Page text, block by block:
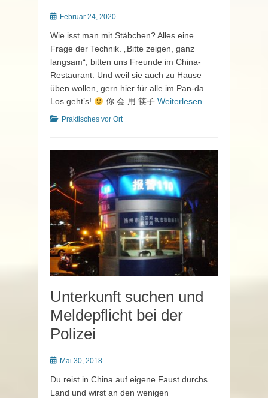
PostedFebruar 24, 2020
Wie isst man mit Stäbchen? Alles eine
Frage der Technik. „Bitte zeigen, ganz
langsam“, bitten uns Freunde im China-
Restaurant. Und weil sie auch zu Hause
üben wollen, gern hier für alle im Pan-da.
Los geht’s!
你 会 用 筷子 Weiterlesen …
Kategorien
Praktisches vor Ort
Unterkunft suchen und
Meldepflicht bei der
Polizei
PostedMai 30, 2018
Du reist in China auf eigene Faust durchs
Land und wirst an den wenigen